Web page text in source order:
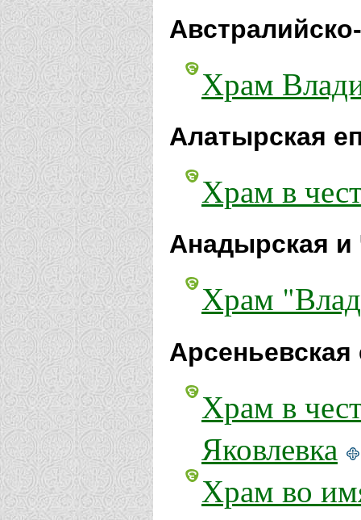
Храм
Алатырская
Храм в
Анадырская и
Храм
Арсеньевская
Храм в
Яковлевка
Храм во